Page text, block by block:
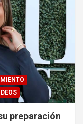
preparación